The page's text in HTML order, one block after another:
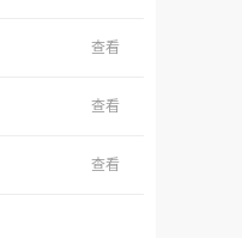
查看
查看
查看